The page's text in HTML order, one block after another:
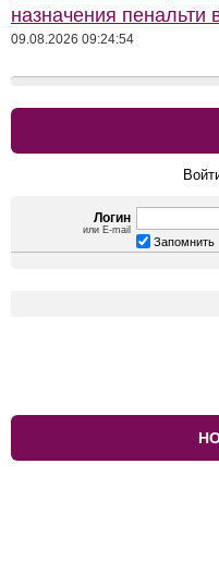
назначения
09.08.2026 09:24:54
Логин
или E-mail
Запомнить